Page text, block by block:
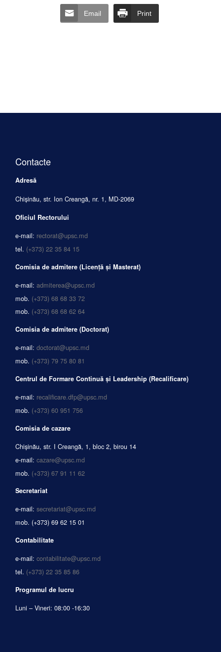
Email Print
Contacte
Adresă
Chișinău, str. Ion Creangă, nr. 1, MD-2069
Oficiul Rectorului
e-mail: rectorat@upsc.md
tel. (+373) 22 35 84 15
Comisia de admitere (Licență și Masterat)
e-mail: admiterea@upsc.md
mob. (+373) 68 68 33 72
mob. (+373) 68 68 62 64
Comisia de admitere (Doctorat)
e-mail: doctorat@upsc.md
mob. (+373) 79 75 80 81
Centrul de Formare Continuă și Leadership (Recalificare)
e-mail: recalificare.dfp@upsc.md
mob. (+373) 60 951 756
Comisia de cazare
Chișinău, str. I Creangă, 1, bloc 2, birou 14
e-mail: cazare@upsc.md
mob. (+373) 67 91 11 62
Secretariat
e-mail: secretariat@upsc.md
mob. (+373) 69 62 15 01
Contabilitate
e-mail: contabilitate@upsc.md
tel. (+373) 22 35 85 86
Programul de lucru
Luni – Vineri: 08:00 -16:30